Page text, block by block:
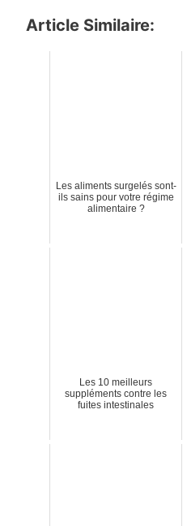
Article Similaire:
Les aliments surgelés sont-
ils sains pour votre régime
alimentaire ?
Les 10 meilleurs
suppléments contre les
fuites intestinales